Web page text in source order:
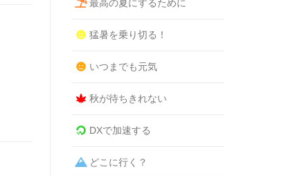
最高の夏にするために
猛暑を乗り切る！
いつまでも元気
秋が待ちきれない
DXで加速する
どこに行く？